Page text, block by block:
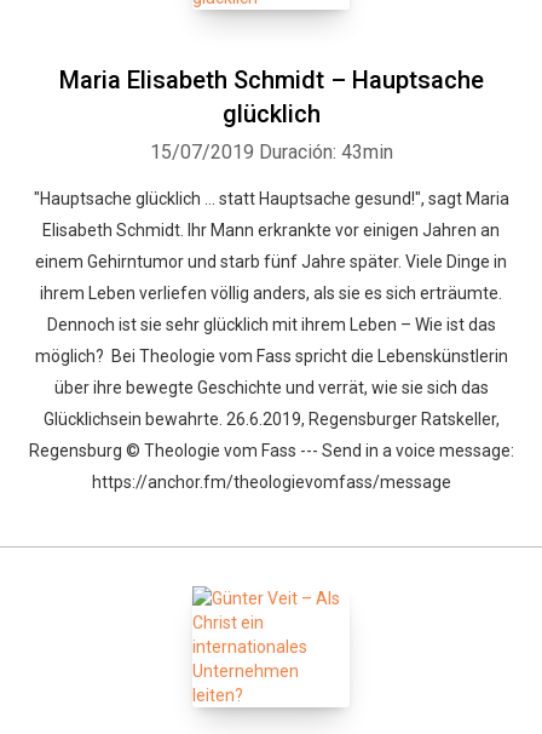
Maria Elisabeth Schmidt – Hauptsache
glücklich
15/07/2019 Duración: 43min
"Hauptsache glücklich … statt Hauptsache gesund!", sagt Maria
Elisabeth Schmidt. Ihr Mann erkrankte vor einigen Jahren an
einem Gehirntumor und starb fünf Jahre später. Viele Dinge in
ihrem Leben verliefen völlig anders, als sie es sich erträumte.
Dennoch ist sie sehr glücklich mit ihrem Leben – Wie ist das
möglich? Bei Theologie vom Fass spricht die Lebenskünstlerin
über ihre bewegte Geschichte und verrät, wie sie sich das
Glücklichsein bewahrte. 26.6.2019, Regensburger Ratskeller,
Regensburg © Theologie vom Fass --- Send in a voice message:
https://anchor.fm/theologievomfass/message